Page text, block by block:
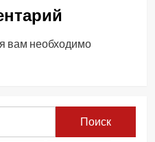
вам необходимо